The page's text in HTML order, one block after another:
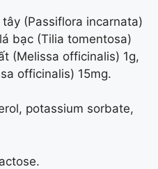
(Passiflora incarnata)
bạc (Tilia tomentosa)
(Melissa officinalis) 1g,
officinalis) 15mg.
potassium sorbate,